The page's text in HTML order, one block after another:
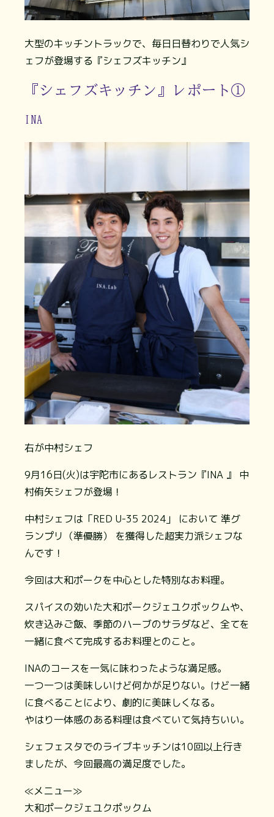
大型のキッチントラックで、毎日日替わりで人気シ
ェフが登場する『シェフズキッチン』
『シェフズキッチン』レポート①
INA
右が中村シェフ
9月16日(火)は宇陀市にあるレストラン『INA 』 中
村侑矢シェフが登場！
中村シェフは「RED U-35 2024」 において 準グ
ランプリ（準優勝） を獲得した超実力派シェフな
んです！
今回は大和ポークを中心とした特別なお料理。
スパイスの効いた大和ポークジェユクポックムや、
炊き込みご飯、季節のハーブのサラダなど、全てを
一緒に食べて完成するお料理とのこと。
INAのコースを一気に味わったような満足感。
一つ一つは美味しいけど何かが足りない。けど一緒
に食べることにより、劇的に美味しくなる。
やはり一体感のある料理は食べていて気持ちいい。
シェフェスタでのライブキッチンは10回以上行き
ましたが、今回最高の満足度でした。
≪メニュー≫
大和ポークジェユクポックム